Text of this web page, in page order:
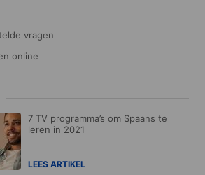
vragen
online
7 TV programma’s om Spaans te
leren in 2021
LEES ARTIKEL